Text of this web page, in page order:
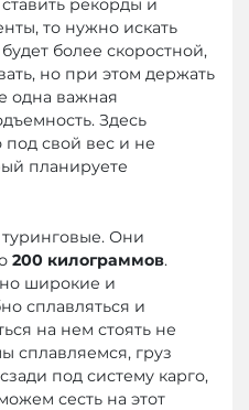
рекорды и
то нужно искать
более скоростной,
но при этом держать
одна важная
Здесь
свой вес и не
планируете
Они
200 килограммов.
широкие и
сплавляться и
на нем стоять не
сплавляемся, груз
под систему карго,
сесть на этот